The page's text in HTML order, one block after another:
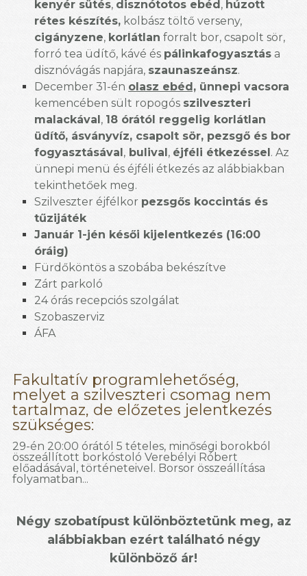
kenyér sütés, disznótotos ebéd , húzott
rétes készítés, kolbász töltő verseny,
cigányzene, korlátlan forralt bor, csapolt sör,
forró tea üdítő, kávé és pálinkafogyasztás a
disznóvágás napjára, szaunaszeánsz.
December 31-én olasz ebéd, ünnepi vacsora
kemencében sült ropogós szilveszteri
malackával , 18 órától reggelig korlátlan
üdítő, ásványvíz, csapolt sör, pezsgő és bor
fogyasztásával , bulival , éjféli étkezéssel . Az
ünnepi menü és éjféli étkezés az alábbiakban
tekinthetőek meg.
Szilveszter éjfélkor pezsgős koccintás és
tűzijáték
Január 1-jén késői kijelentkezés (16:00
óráig)
Fürdőköntös a szobába bekészítve
Zárt parkoló
24 órás recepciós szolgálat
Szobaszerviz
ÁFA
Fakultatív programlehetőség,
melyet a szilveszteri csomag nem
tartalmaz, de előzetes jelentkezés
szükséges:
29-én 20:00 órától 5 tételes, minőségi borokból
összeállított borkóstoló Verebélyi Róbert
előadásával, történeteivel. Borsor összeállítása
folyamatban...
Négy szobatípust különböztetünk meg, az
alábbiakban ezért található négy
különböző ár!